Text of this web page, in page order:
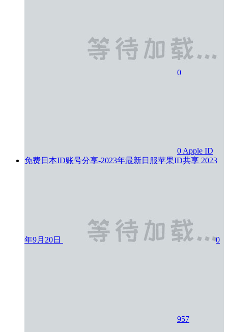
0
0 Apple ID
免费日本ID账号分享-2023年最新日服苹果ID共享 2023
年9月20日 0
957